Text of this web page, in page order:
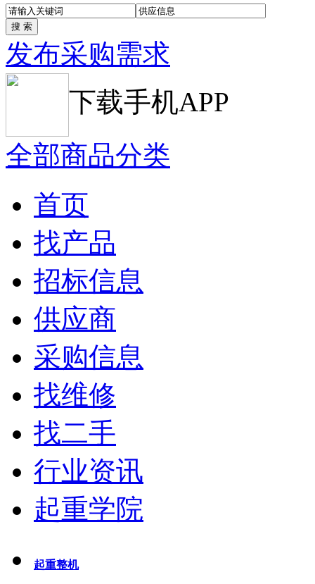
发布采购需求
下载手机APP
全部商品分类
首页
找产品
招标信息
供应商
采购信息
找维修
找二手
行业资讯
起重学院
起重整机